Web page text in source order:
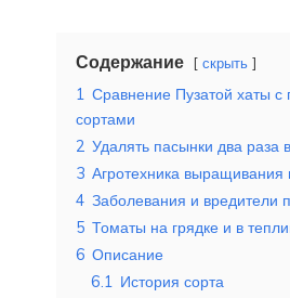
Содержание скрыть
1 Сравнение Пузатой хаты с
сортами
2 Удалять пасынки два раза
3 Агротехника выращивания
4 Заболевания и вредители
5 Томаты на грядке и в
6 Описание
6.1 История сорта